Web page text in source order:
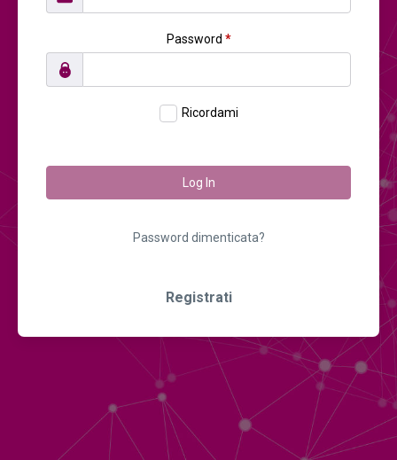
Password *
Ricordami
Log In
Password dimenticata?
Registrati